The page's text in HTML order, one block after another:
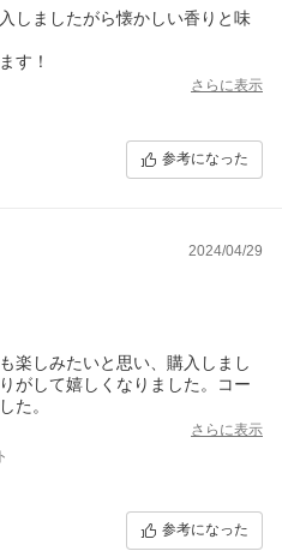
しましたがら懐かしい香りと味
す！
さらに表示
参考になった
2024/04/29
楽しみたいと思い、購入しまし
がして嬉しくなりました。コー
た。
さらに表示
参考になった